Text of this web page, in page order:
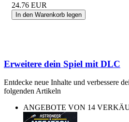
24.76 EUR
In den Warenkorb legen
Erweitere dein Spiel mit DLC
Entdecke neue Inhalte und verbessere
folgenden Artikeln
ANGEBOTE VON 14